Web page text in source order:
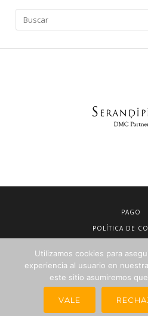
PAGO
POLÍTICA DE
CONDICIONES
POLÍTICA DE
Utilizamos cookies para
experiencia al usuario en
este sitio asumiremos
VALE